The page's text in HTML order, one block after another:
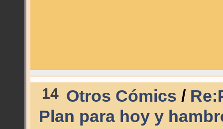
14 Otros Cómics /
Plan para hoy y